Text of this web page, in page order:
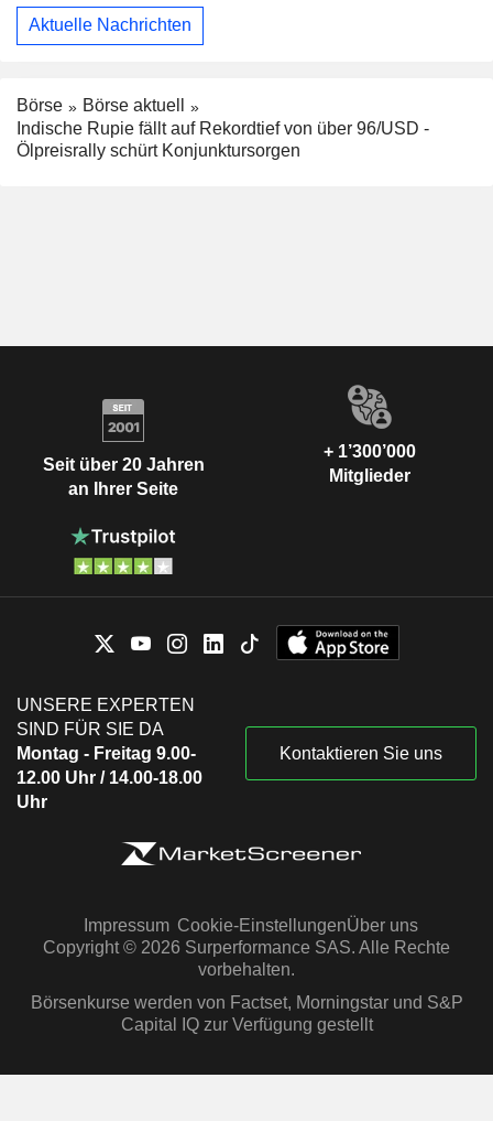
Aktuelle Nachrichten
Börse
Börse aktuell
Indische Rupie fällt auf Rekordtief von über 96/USD -
Ölpreisrally schürt Konjunktursorgen
Seit über 20 Jahren
an Ihrer Seite
+ 1’300’000
Mitglieder
UNSERE EXPERTEN
SIND FÜR SIE DA
Montag - Freitag 9.00-
12.00 Uhr / 14.00-18.00
Uhr
Kontaktieren Sie uns
Impressum Cookie-EinstellungenÜber uns
Copyright © 2026 Surperformance SAS. Alle Rechte
vorbehalten.
Börsenkurse werden von Factset, Morningstar und S&P
Capital IQ zur Verfügung gestellt